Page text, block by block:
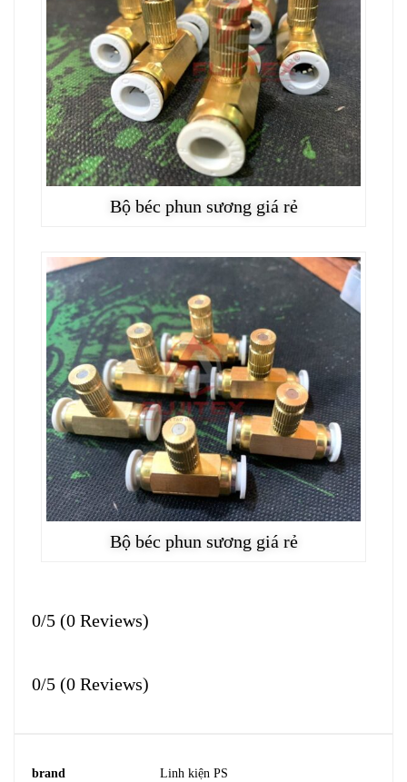
Bộ béc phun sương giá rẻ
Bộ béc phun sương giá rẻ
0/5 (0 Reviews)
0/5 (0 Reviews)
brand Linh kiện PS